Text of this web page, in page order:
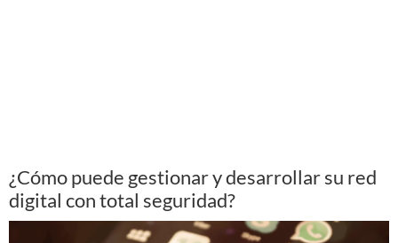
¿Cómo puede gestionar y desarrollar su red
digital con total seguridad?